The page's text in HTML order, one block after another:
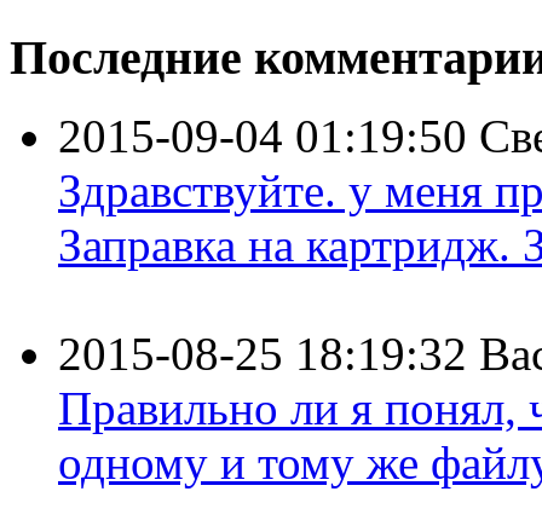
Последние
2015-09-04 01:19:50
Здравствуйте. у меня
Заправка на картридж.
2015-08-25 18:19:32
Правильно ли я понял,
одному и тому же